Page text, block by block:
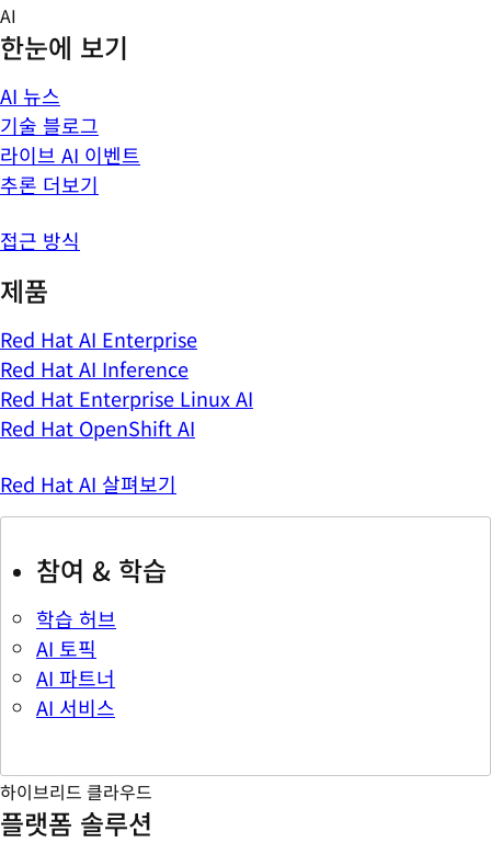
Skip
to
content
AI
한눈에 보기
AI 뉴스
기술 블로그
라이브 AI 이벤트
추론 더보기
접근 방식
제품
Red Hat AI Enterprise
Red Hat AI Inference
Red Hat Enterprise Linux AI
Red Hat OpenShift AI
Red Hat AI 살펴보기
참여 & 학습
학습 허브
AI 토픽
AI 파트너
AI 서비스
하이브리드 클라우드
플랫폼 솔루션